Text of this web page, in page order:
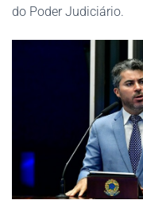
do Poder Judiciário.